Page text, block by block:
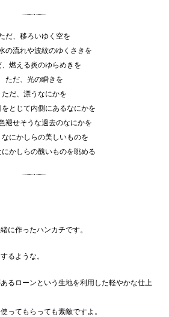
だ、移ろいゆく空を
の流れや波紋のゆくさきを
、燃える炎のゆらめきを
ただ、光の瞬きを
ただ、漂うなにかを
とじて内側にあるなにかを
褪せそうな過去のなにかを
にかしらの美しいものを
かしらの醜いものを眺める
に作ったハンカチです。
るような。
るローンという生地を利用した軽やかな仕上
ってもらっても素敵ですよ。